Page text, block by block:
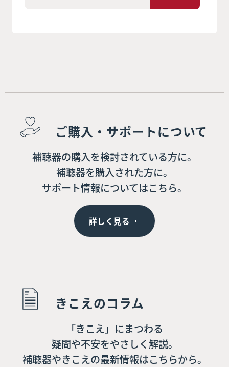
ご購入・サポートについて
補聴器の購入を検討されている方に。
補聴器を購入された方に。
サポート情報についてはこちら。
詳しく見る
きこえのコラム
「きこえ」にまつわる
疑問や不安をやさしく解説。
補聴器やきこえの最新情報はこちらから。